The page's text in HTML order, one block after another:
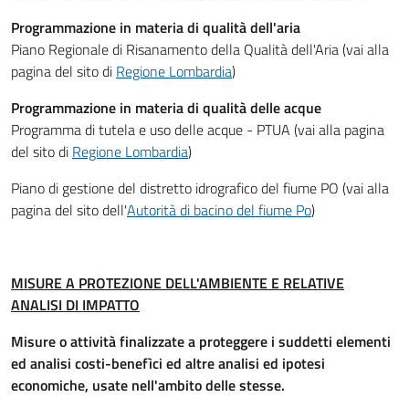
Programmazione in materia di qualità dell'aria
Piano Regionale di Risanamento della Qualità dell'Aria (vai alla
pagina del sito di Regione Lombardia)
Programmazione in materia di qualità delle acque
Programma di tutela e uso delle acque - PTUA (vai alla pagina
del sito di Regione Lombardia)
Piano di gestione del distretto idrografico del fiume PO (vai alla
pagina del sito dell'Autorità di bacino del fiume Po)
MISURE A PROTEZIONE DELL'AMBIENTE E RELATIVE
ANALISI DI IMPATTO
Misure o attività finalizzate a proteggere i suddetti elementi
ed analisi costi-benefìci ed altre analisi ed ipotesi
economiche, usate nell'ambito delle stesse.